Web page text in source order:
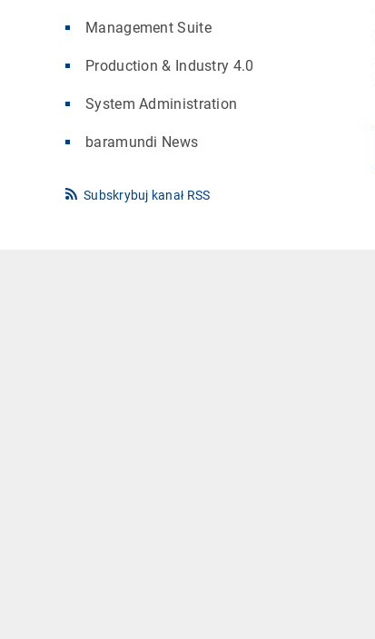
Management Suite
Production & Industry 4.0
System Administration
baramundi News
Subskrybuj kanał RSS